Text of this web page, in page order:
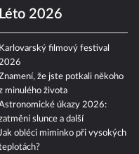
Léto 2026
Karlovarský filmový festival
že jste potkali někoho
minulého života
úkazy 2026:
slunce a další
obléci miminko při vysokých